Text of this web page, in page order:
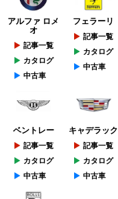
アルファ ロメ
オ
記事一覧
カタログ
中古車
フェラーリ
記事一覧
カタログ
中古車
ベントレー
記事一覧
カタログ
中古車
キャデラック
記事一覧
カタログ
中古車